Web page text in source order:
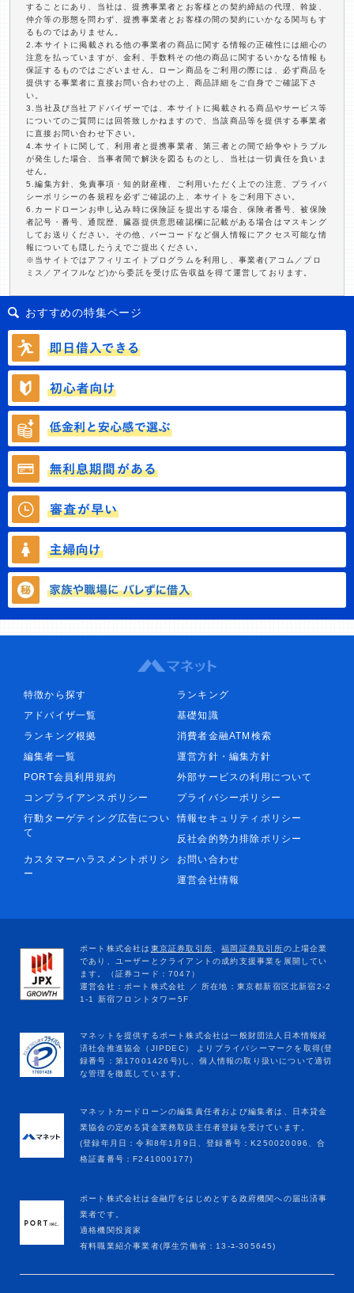
することにあり、当社は、提携事業者とお客様との契約締結の代理、斡旋、
仲介等の形態を問わず、提携事業者とお客様の間の契約にいかなる関与もす
るものではありません。
2.本サイトに掲載される他の事業者の商品に関する情報の正確性には細心の
注意を払っていますが、金利、手数料その他の商品に関するいかなる情報も
保証するものではございません。ローン商品をご利用の際には、必ず商品を
提供する事業者に直接お問い合わせの上、商品詳細をご自身でご確認下さ
い。
3.当社及び当社アドバイザーでは、本サイトに掲載される商品やサービス等
についてのご質問には回答致しかねますので、当該商品等を提供する事業者
に直接お問い合わせ下さい。
4.本サイトに関して、利用者と提携事業者、第三者との間で紛争やトラブル
が発生した場合、当事者間で解決を図るものとし、当社は一切責任を負いま
せん。
5.編集方針、免責事項・知的財産権、ご利用いただく上での注意、プライバ
シーポリシーの各規程を必ずご確認の上、本サイトをご利用下さい。
6.カードローンお申し込み時に保険証を提出する場合、保険者番号、被保険
者記号・番号、通院歴、臓器提供意思確認欄に記載がある場合はマスキング
してお送りください。その他、バーコードなど個人情報にアクセス可能な情
報についても隠したうえでご提出ください。
※当サイトではアフィリエイトプログラムを利用し、事業者(アコム／プロ
ミス／アイフルなど)から委託を受け広告収益を得て運営しております。
おすすめの特集ページ
特徴から探す
ランキング
アドバイザ一覧
基礎知識
ランキング根拠
消費者金融ATM検索
編集者一覧
運営方針・編集方針
PORT会員利用規約
外部サービスの利用について
コンプライアンスポリシー
プライバシーポリシー
行動ターゲティング広告につい
て
情報セキュリティポリシー
反社会的勢力排除ポリシー
カスタマーハラスメントポリシ
ー
お問い合わせ
運営会社情報
マネットカードローンの編集責任者および編集者は、日本貸金
業協会の定める貸金業務取扱主任者登録を受けています。
(登録年月日：令和8年1月9日、登録番号：K250020096、合
格証書番号：F241000177)
ポート株式会社は金融庁をはじめとする政府機関への届出済事
業者です。
適格機関投資家
有料職業紹介事業者(厚生労働省：13-ﾕ-305645)